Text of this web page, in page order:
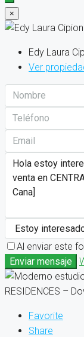
×
Edy Laura
Ver
Al enviar este
Enviar mensaje
Favorite
Share